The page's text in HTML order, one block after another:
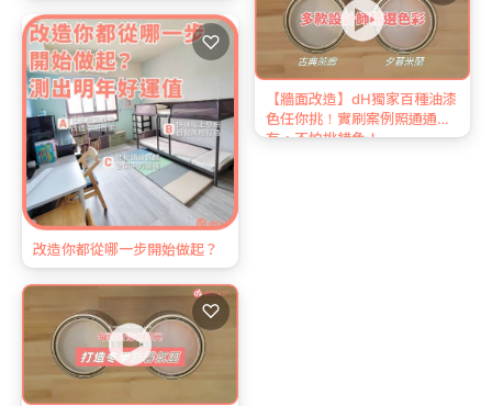
改造你都從哪一步開始做起？
♡
♡
【牆面改造】dH獨家百種油漆
色任你挑！實刷案例照通通
有，不怕挑錯色！